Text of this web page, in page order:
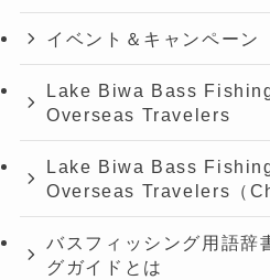
イベント＆キャンペーン
Lake Biwa Bass
Overseas Travelers
Lake Biwa Bass
Overseas Travelers（
バスフィッシング用語辞
グガイドとは